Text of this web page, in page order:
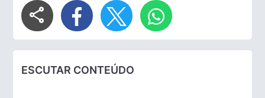
share
ESCUTAR CONTEÚDO